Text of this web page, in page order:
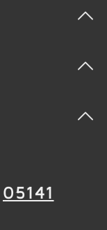
05141